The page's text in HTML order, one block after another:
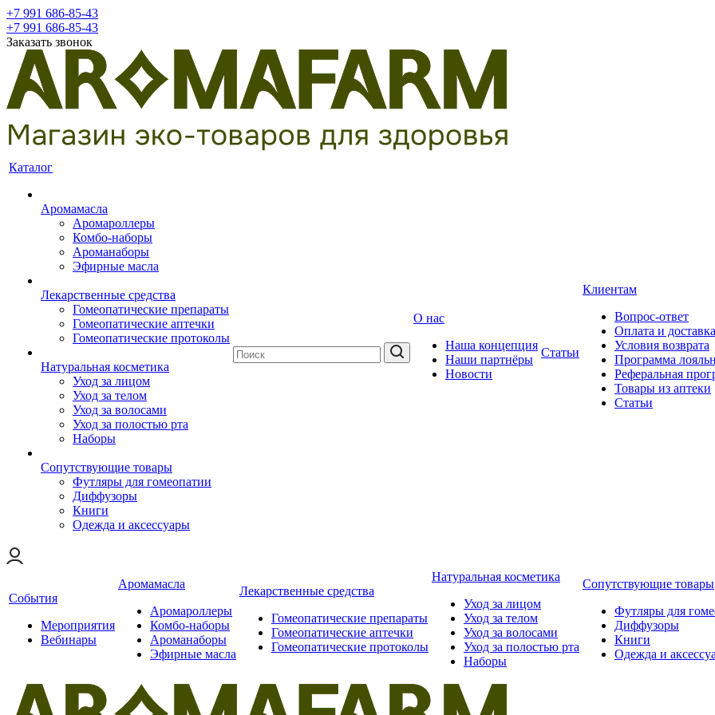
+7 991 686-85-43
+7 991 686-85-43
Заказать звонок
Каталог
Аромамасла
Аромароллеры
Комбо-наборы
Ароманаборы
Эфирные масла
Лекарственные средства
Гомеопатические препараты
Гомеопатические аптечки
Гомеопатические протоколы
Натуральная косметика
Уход за лицом
Уход за телом
Уход за волосами
Уход за полостью рта
Наборы
Сопутствующие товары
Футляры для гомеопатии
Диффузоры
Книги
Одежда и аксессуары
О нас
Наша концепция
Наши партнёры
Новости
Статьи
Клиентам
Вопрос-ответ
Оплата и доставка
Условия возврата
Программа
Реферальная
Товары из аптеки
Статьи
События
Мероприятия
Вебинары
Аромамасла
Аромароллеры
Комбо-наборы
Ароманаборы
Эфирные масла
Лекарственные средства
Гомеопатические препараты
Гомеопатические аптечки
Гомеопатические протоколы
Натуральная косметика
Уход за лицом
Уход за телом
Уход за волосами
Уход за полостью рта
Наборы
Сопутствующие товары
Футляры для
Диффузоры
Книги
Одежда и